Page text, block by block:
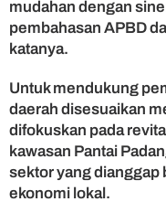
a
mudahan dengan
pembahasan APBD
katanya.
Untuk mendukung
daerah disesuaikan
difokuskan pada
kawasan Pantai
sektor yang
ekonomi lokal.